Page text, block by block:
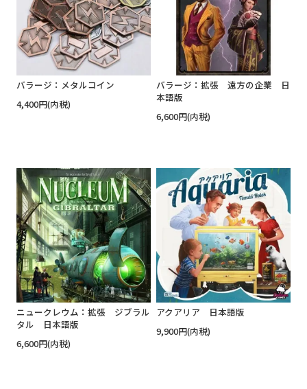
バラージ：メタルコイン
4,400円(内税)
バラージ：拡張 遠方の企業 日
本語版
6,600円(内税)
ニュークレウム：拡張 ジブラル
タル 日本語版
6,600円(内税)
アクアリア 日本語版
9,900円(内税)